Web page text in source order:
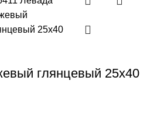
глянцевый 25х40